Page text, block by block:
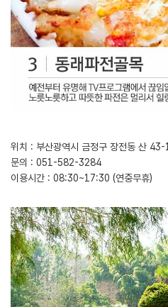
위치 : 부산광역시 금정구 장전동 산 43-1
문의 : 051-582-3284
이용시간 : 08:30~17:30 (연중무휴)